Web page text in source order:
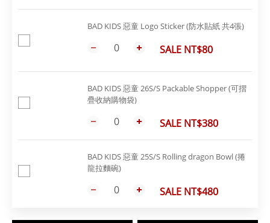
BAD KIDS 惡童 Logo Sticker (防水貼紙 共4張)
SALE NT$80
BAD KIDS 惡童 26S/S Packable Shopper (可摺
疊收納購物袋)
SALE NT$380
BAD KIDS 惡童 25S/S Rolling dragon Bowl (捲
龍拉麵碗)
SALE NT$480